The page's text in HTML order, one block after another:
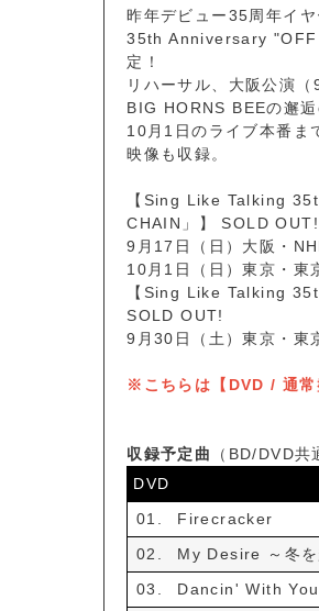
昨年デビュー35周年イ
35th Anniversary "OFF
定！
リハーサル、大阪公演
BIG HORNS BEEの邂逅
10月1日のライブ本番ま
映像も収録。
【Sing Like Talking
CHAIN」】 SOLD OUT!
9月17日（日）大阪・
10月1日（日）東京・東
【Sing Like Talking
SOLD OUT!
9月30日（土）東京・東
※こちらは【DVD / 通常
収録予定曲
（BD/DVD共
DVD
01.
Firecracker
02.
My Desire ～冬を
03.
Dancin' With